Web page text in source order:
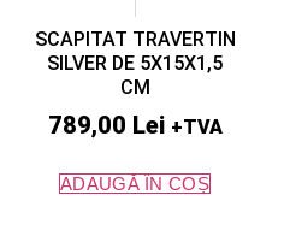
SCAPITAT TRAVERTIN
SILVER DE 5X15X1,5
CM
789,00 Lei +TVA
ADAUGĂ ÎN COȘ